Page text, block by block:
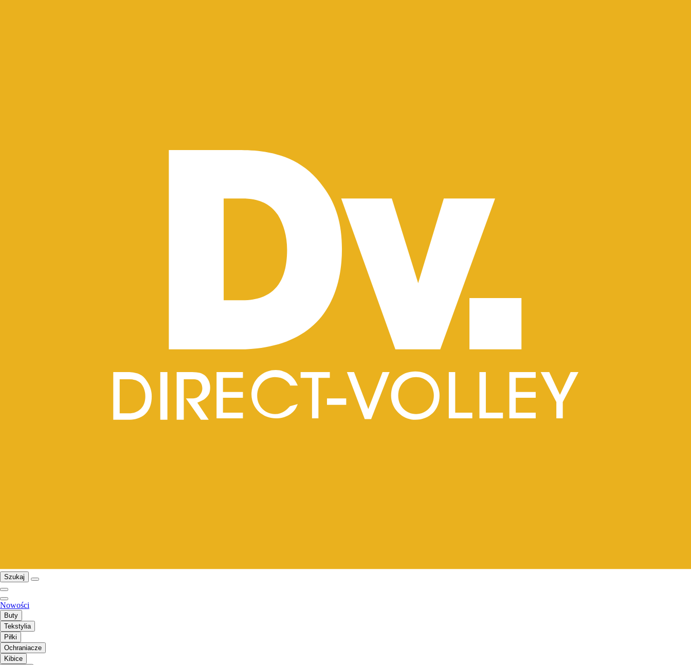
Szukaj
Nowości
Buty
Tekstylia
Piłki
Ochraniacze
Kibice